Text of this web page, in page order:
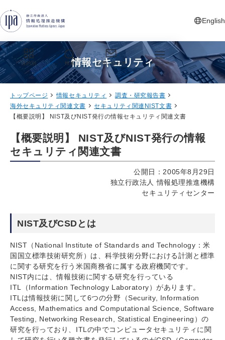
English
新しいタ
目的別 検索 お問い合わせ メニュー
情報セキュリティ
トップページ 情報セキュリティ
調査・研究報告書
海外セキュリティ関連文書
セキュリティ関連NIST文書
【概要説明】 NIST及びNIST発行の情報セキュリティ関連文書
【概要説明】 NIST及びNIST発行の情報
セキュリティ関連文書
公開日：2005年8月29日
独立行政法人 情報処理推進機構
セキュリティセンター
NIST及びCSDとは
NIST（National Institute of Standards and Technology：米
国国立標準技術研究所）は、科学技術分野における計測と標準
に関する研究を行う米国商務省に属する政府機関です。
NIST内には、情報技術に関する研究を行っている
ITL（Information Technology Laboratory）があります。
ITLは情報技術に関して6つの分野（Security, Information
Access, Mathematics and Computational Science, Software
Testing, Networking Research, Statistical Engineering）の
研究を行っており、ITLの中でコンピュータセキュリティに関